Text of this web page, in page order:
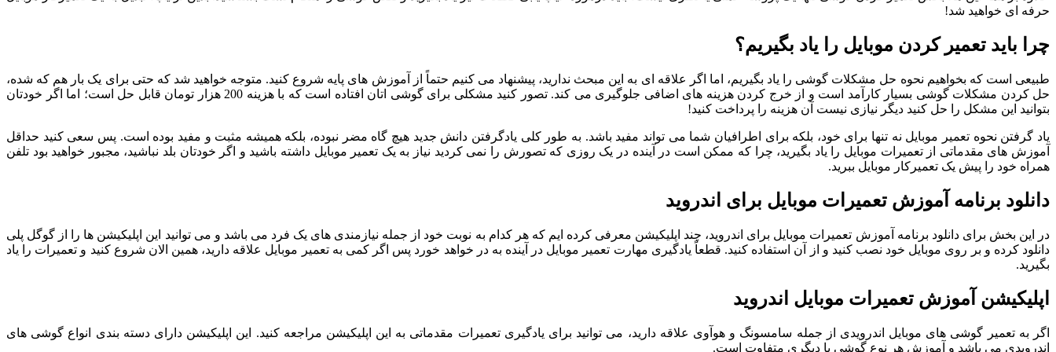
حرفه ای خواهید شد!
چرا باید تعمیر کردن موبایل را یاد بگیریم؟
طبیعی است که بخواهیم نحوه حل مشکلات گوشی را یاد بگیریم، اما اگر علاقه ای به این مبحث ندارید، پیشنهاد می کنیم حتماً از آموزش های پایه شروع کنید. متوجه خواهید شد که حتی برای یک بار هم که شده،
حل کردن مشکلات گوشی بسیار کارآمد است و از خرج کردن هزینه های اضافی جلوگیری می کند. تصور کنید مشکلی برای گوشی اتان افتاده است که با هزینه 200 هزار تومان قابل حل است؛ اما اگر خودتان
بتوانید این مشکل را حل کنید دیگر نیازی نیست آن هزینه را پرداخت کنید!
یاد گرفتن نحوه تعمیر موبایل نه تنها برای خود، بلکه برای اطرافیان شما می تواند مفید باشد. به طور کلی یادگرفتن دانش جدید هیچ گاه مضر نبوده، بلکه همیشه مثبت و مفید بوده است. پس سعی کنید حداقل
آموزش های مقدماتی از تعمیرات موبایل را یاد بگیرید، چرا که ممکن است در آینده در یک روزی که تصورش را نمی کردید نیاز به یک تعمیر موبایل داشته باشید و اگر خودتان بلد نباشید، مجبور خواهید بود تلفن
همراه خود را پیش یک تعمیرکار موبایل ببرید.
دانلود برنامه آموزش تعمیرات موبایل برای اندروید
در این بخش برای دانلود برنامه آموزش تعمیرات موبایل برای اندروید، چند اپلیکیشن معرفی کرده ایم که هر کدام به نوبت خود از جمله نیازمندی های یک فرد می باشد و می توانید این اپلیکیشن ها را از گوگل پلی
دانلود کرده و بر روی موبایل خود نصب کنید و از آن استفاده کنید. قطعاً یادگیری مهارت تعمیر موبایل در آینده به در خواهد خورد پس اگر کمی به تعمیر موبایل علاقه دارید، همین الان شروع کنید و تعمیرات را یاد
بگیرید.
اپلیکیشن آموزش تعمیرات موبایل اندروید
اگر به تعمیر گوشی های موبایل اندرویدی از جمله سامسونگ و هوآوی علاقه دارید، می توانید برای یادگیری تعمیرات مقدماتی به این اپلیکیشن مراجعه کنید. این اپلیکیشن دارای دسته بندی انواع گوشی های
اندرویدی می باشد و آموزش هر نوع گوشی با دیگری متفاوت است.